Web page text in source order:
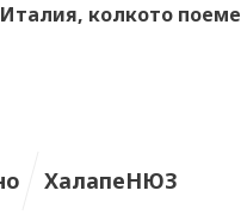
колкото поеме
ХалапеНЮЗ